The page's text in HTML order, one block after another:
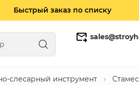
Быстрый заказ по списку
слесарный инструмент